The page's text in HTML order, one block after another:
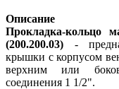
Описание
Прокладка-кольцо
(200.200.03) -
крышки с корпусом
верхним или
соединения 1 1/2".